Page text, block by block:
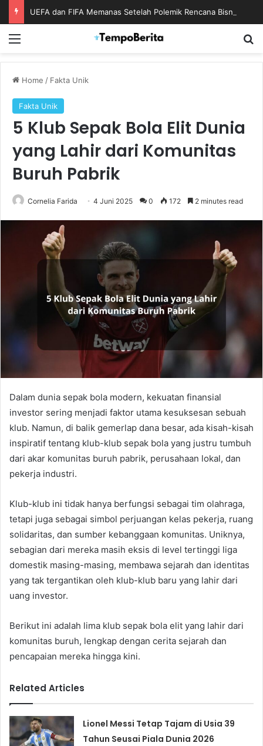
Home / Fakta Unik
Fakta Unik
5 Klub Sepak Bola Elit Dunia
yang Lahir dari Komunitas
Buruh Pabrik
Cornelia Farida 4 Juni 2025 0 172 2 minutes read
Dalam dunia sepak bola modern, kekuatan finansial
investor sering menjadi faktor utama kesuksesan sebuah
klub. Namun, di balik gemerlap dana besar, ada kisah-kisah
inspiratif tentang klub-klub sepak bola yang justru tumbuh
dari akar komunitas buruh pabrik, perusahaan lokal, dan
pekerja industri.
Klub-klub ini tidak hanya berfungsi sebagai tim olahraga,
tetapi juga sebagai simbol perjuangan kelas pekerja, ruang
solidaritas, dan sumber kebanggaan komunitas. Uniknya,
sebagian dari mereka masih eksis di level tertinggi liga
domestik masing-masing, membawa sejarah dan identitas
yang tak tergantikan oleh klub-klub baru yang lahir dari
uang investor.
Berikut ini adalah lima klub sepak bola elit yang lahir dari
komunitas buruh, lengkap dengan cerita sejarah dan
pencapaian mereka hingga kini.
Related Articles
Lionel Messi Tetap Tajam di Usia 39
Tahun Seusai Piala Dunia 2026